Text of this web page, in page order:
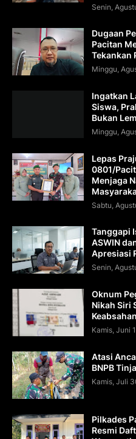
Senin,
Dugaan
Pacitan
Tekankan
Minggu,
Ingatkan
Siswa,
Bukan
Minggu,
Lepas
0801/
Menjaga
Sabtu,
Tanggapi
ASWIN
Apresiasi
Senin,
Oknum
Nikah Siri
Kamis, Juni
Atasi
BNPB
Kamis, Juli
Pilkades
Resmi